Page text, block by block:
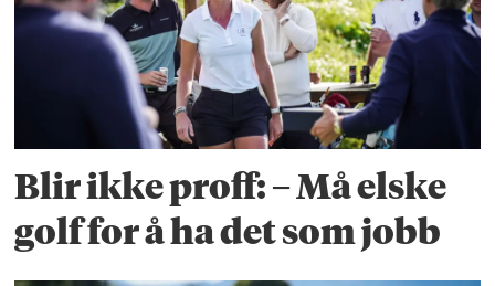
Blir ikke proff: – Må elske
golf for å ha det som jobb